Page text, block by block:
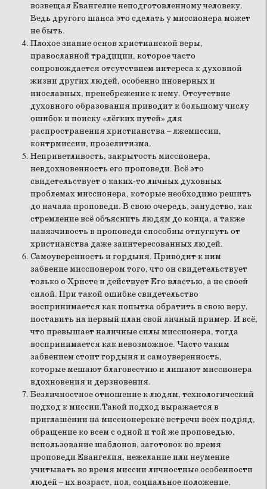
возвещая Евангелие неподготовленному человеку.
Ведь другого шанса это сделать у миссионера может
не быть.
Плохое знание основ христианской веры,
православной традиции, которое часто
сопровождается отсутствием интереса к духовной
жизни других людей, особенно иноверных и
инославных, пренебрежение к нему. Отсутствие
духовного образования приводит к большому числу
ошибок и поиску «лёгких путей» для
распространения христианства – лжемиссии,
контрмиссии, прозелитизма.
Неприветливость, закрытость миссионера,
невдохновенность его проповеди. Всё это
свидетельствует о каких-то личных духовных
проблемах миссионера, которые необходимо решить
до начала проповеди. В свою очередь, занудство, как
стремление всё объяснить людям до конца, а также
навязчивость в проповеди способны отпугнуть от
христианства даже заинтересованных людей.
Самоуверенность и гордыня. Приводит к ним
забвение миссионером того, что он свидетельствует
только о Христе и действует Его властью, а не своей
силой. При такой ошибке свидетельство
воспринимается как попытка обратить в свою веру,
поставить на первый план свой личный пример. И всё,
что превышает наличные силы миссионера, тогда
воспринимается как невозможное. Часто таким
забвением стоит гордыня и самоуверенность,
которые мешают благовестию и лишают миссионера
вдохновения и дерзновения.
Безличностное отношение к людям, технологический
подход к миссии.Такой подход выражается в
приглашении на миссионерские встречи всех подряд,
обращение ко всем с одной и той же проповедью,
использование шаблонов, заготовок во время
проповеди Евангелия, нежелание или неумение
учитывать во время миссии личностные особенности
людей – их возраст, пол, социальное положение,